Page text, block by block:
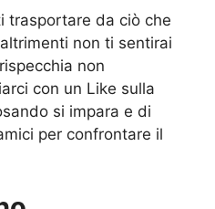
trasportare da ciò che
non ti sentirai
non
con un Like sulla
si impara e di
per confrontare il